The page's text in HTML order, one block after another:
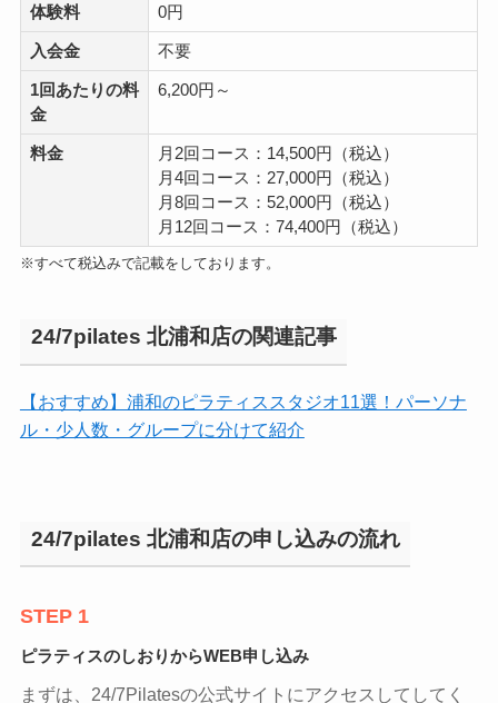
体験料 0円
入会金 不要
1回あたりの料
金
6,200円～
料金
月2回コース：14,500円（税込）
月4回コース：27,000円（税込）
月8回コース：52,000円（税込）
月12回コース：74,400円（税込）
※すべて税込みで記載をしております。
24/7pilates 北浦和店の関連記事
【おすすめ】浦和のピラティススタジオ11選！パーソナ
ル・少人数・グループに分けて紹介
24/7pilates 北浦和店の申し込みの流れ
STEP 1
ピラティスのしおりからWEB申し込み
まずは、24/7Pilatesの公式サイトにアクセスしてしてく